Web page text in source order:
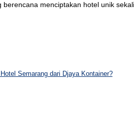
menciptakan hotel unik
Semarang dari Djaya Kontainer?